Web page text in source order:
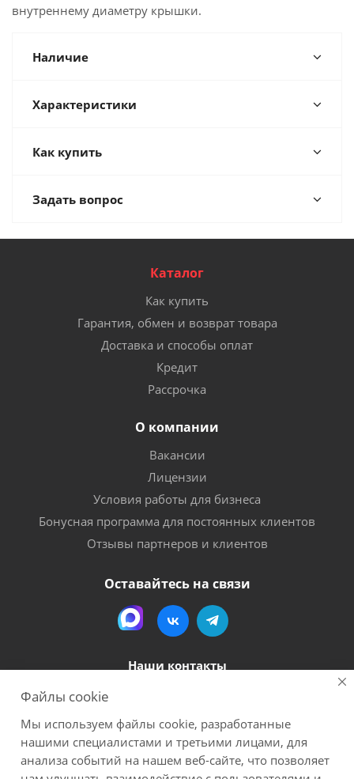
внутреннему диаметру крышки.
Наличие
Характеристики
Как купить
Задать вопрос
Каталог
Как купить
Гарантия, обмен и возврат товара
Доставка и способы оплат
Кредит
Рассрочка
О компании
Вакансии
Лицензии
Условия работы для бизнеса
Бонусная программа для постоянных клиентов
Отзывы партнеров и клиентов
Оставайтесь на связи
Наши контакты
megapack-secr@inbox.ru
Файлы cookie
Мы используем файлы cookie, разработанные
нашими специалистами и третьими лицами, для
анализа событий на нашем веб-сайте, что позволяет